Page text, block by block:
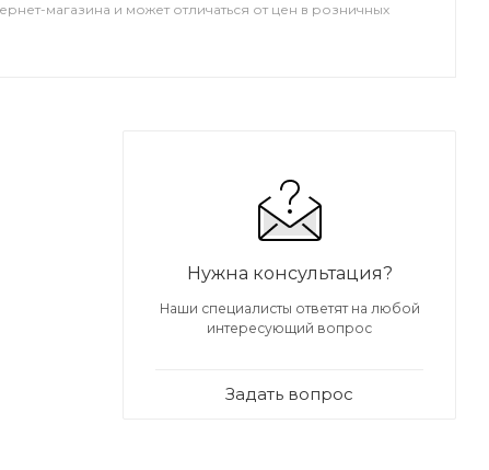
магазина и может отличаться от цен в розничных
Нужна консультация?
Наши специалисты ответят на любой
интересующий вопрос
Задать вопрос